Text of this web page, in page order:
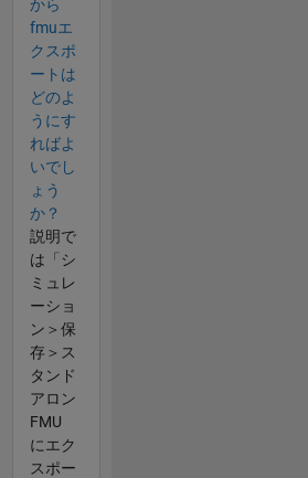
から​
fmuエ
クスポ
ートは​
どのよ
うにす
ればよ
い​でし
ょう
か？
説明で
は「シ
ミュレ
ーショ
ン＞保
存＞ス
タンド
アロン
FMU
にエク
スポー